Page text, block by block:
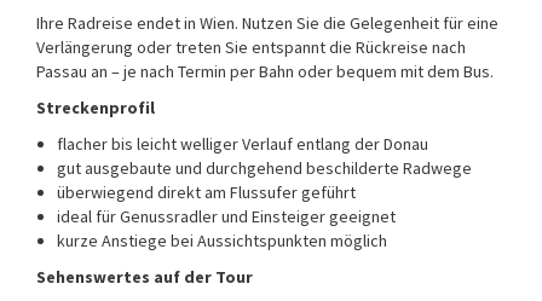
Ihre Radreise endet in Wien. Nutzen Sie die Gelegenheit für eine
Verlängerung oder treten Sie entspannt die Rückreise nach
Passau an – je nach Termin per Bahn oder bequem mit dem Bus.
Streckenprofil
flacher bis leicht welliger Verlauf entlang der Donau
gut ausgebaute und durchgehend beschilderte Radwege
überwiegend direkt am Flussufer geführt
ideal für Genussradler und Einsteiger geeignet
kurze Anstiege bei Aussichtspunkten möglich
Sehenswertes auf der Tour